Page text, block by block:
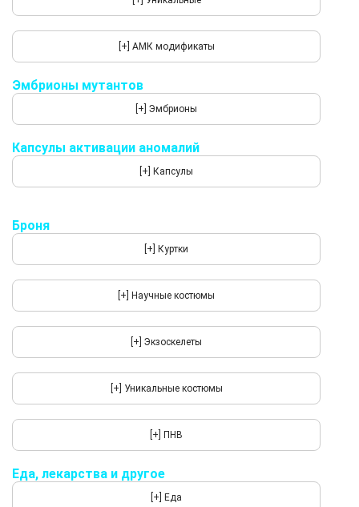
Эмбрионы мутантов
Капсулы активации аномалий
Броня
Еда, лекарства и другое